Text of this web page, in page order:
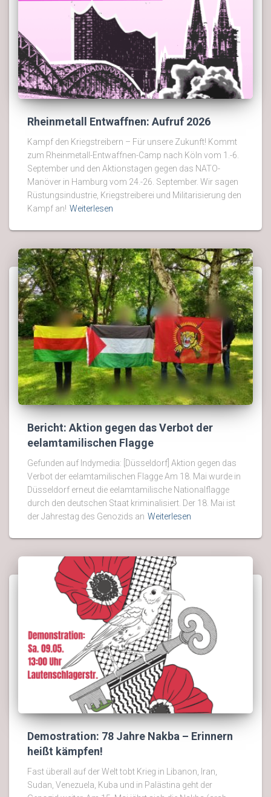
Rheinmetall Entwaffnen: Aufruf 2026
Kampf den Kriegstreibern – Für unsere Zukunft! Kommt
zum Rheinmetall-Entwaffnen-Camp nach Köln vom 1.-6.
September und den Aktionstagen gegen das NATO-
Manöver in Hamburg vom 24.-26. September. Wir sagen
Rüstungsindustrie, Kriegstreiberei und Militarisierung den
Kampf an! Weiterlesen
Bericht: Aktion gegen das Verbot der
eelamtamilischen Flagge
Gefunden auf Indymedia: [Düsseldorf] Aktion gegen das
Verbot der eelamtamilischen Flagge Am 18. Mai wurde in
Düsseldorf erneut die eelamtamilische Nationalflagge
durch den deutschen Staat kriminalisiert. Der 18. Mai ist
der Jahrestag des Genozids an Weiterlesen
Demostration: 78 Jahre Nakba – Erinnern
heißt kämpfen!
Fast überall auf der Welt tobt Krieg in Libanon, Iran,
Sudan, Venezuela, Kuba und in Palästina geht der